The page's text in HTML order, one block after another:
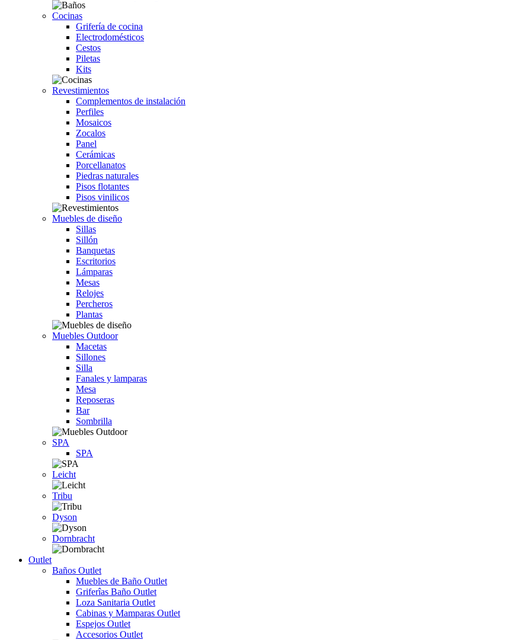
Cocinas
Grifería de cocina
Electrodomésticos
Cestos
Piletas
Kits
Revestimientos
Complementos de instalación
Perfiles
Mosaicos
Zocalos
Panel
Cerámicas
Porcellanatos
Piedras naturales
Pisos flotantes
Pisos vinilicos
Muebles de diseño
Sillas
Sillón
Banquetas
Escritorios
Lámparas
Mesas
Relojes
Percheros
Plantas
Muebles Outdoor
Macetas
Sillones
Silla
Fanales y lamparas
Mesa
Reposeras
Bar
Sombrilla
SPA
SPA
Leicht
Tribu
Dyson
Dornbracht
Outlet
Baños Outlet
Muebles de Baño Outlet
Griferîas Baño Outlet
Loza Sanitaria Outlet
Cabinas y Mamparas Outlet
Espejos Outlet
Accesorios Outlet